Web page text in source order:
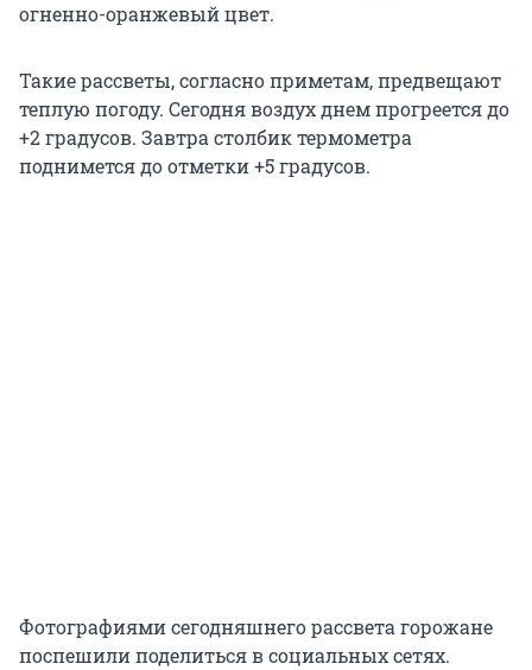
огненно-оранжевый цвет.
Такие рассветы, согласно приметам, предвещают
теплую погоду. Сегодня воздух днем прогреется до
+2 градусов. Завтра столбик термометра
поднимется до отметки +5 градусов.
Фотографиями сегодняшнего рассвета горожане
поспешили поделиться в социальных сетях.